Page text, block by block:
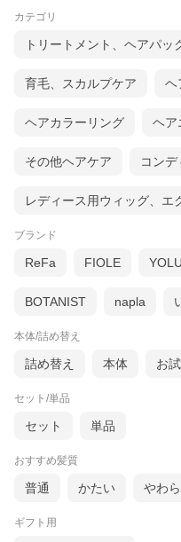
カテゴリ
トリートメント、ヘアパッ
育毛、スカルプケア ヘ
ヘアカラーリング ヘア
その他ヘアケア コン
レディース用ウィッグ、エ
ブランド
ReFa FIOLE YOLU
BOTANIST napla
本体/詰め替え
詰め替え 本体 お
セット/単品
セット 単品
おすすめ髪質
普通 かたい やわ
ギフト用